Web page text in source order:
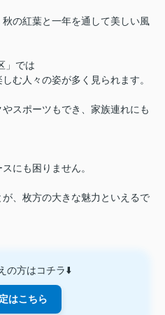
の紅葉と一年を通して美しい風
」では
む人々の姿が多く見られます。
スポーツもでき、家族連れにも
にも困りません。
が、枚方の大きな魅力といえるで
の方はコチラ⬇️
はこちら